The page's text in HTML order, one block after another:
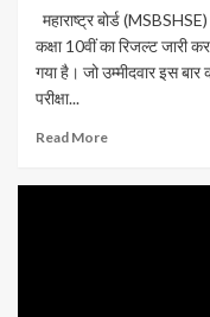
महाराष्ट्र बोर्ड
कक्षा 10वीं का रिजल्ट जारी कर
गया है। जो उम्मीदवार इस बार
परीक्षा...
Read More